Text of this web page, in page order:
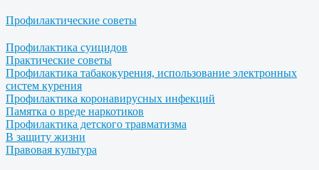
Профилактические советы
Профилактика суицидов
Практические советы
Профилактика табакокурения, использование электронных
систем курения
Профилактика коронавирусных инфекций
Памятка о вреде наркотиков
Профилактика детского травматизма
В защиту жизни
Правовая культура